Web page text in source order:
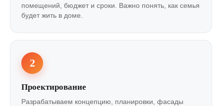
помещений, бюджет и сроки. Важно понять, как семья
будет жить в доме.
2
Проектирование
Разрабатываем концепцию, планировки, фасады